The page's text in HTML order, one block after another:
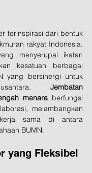
rakyat Indonesia.
menyerupai ikatan
kesatuan berbagai
yang bersinergi untuk
Jembatan
menara berfungsi
melambangkan
sama di antara
BUMN.
yang Fleksibel